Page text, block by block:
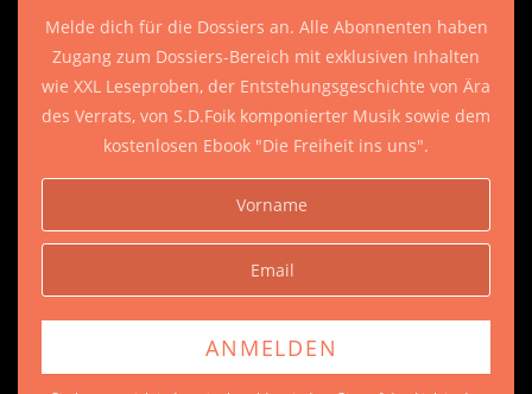
Melde dich für die Dossiers an. Alle Abonnenten haben
Zugang zum Dossiers-Bereich mit exklusiven Inhalten
wie XXL Leseproben, der Entstehungsgeschichte von Ära
des Verrats, von S.D.Foik komponierter Musik sowie dem
kostenlosen Ebook "Die Freiheit ins uns".